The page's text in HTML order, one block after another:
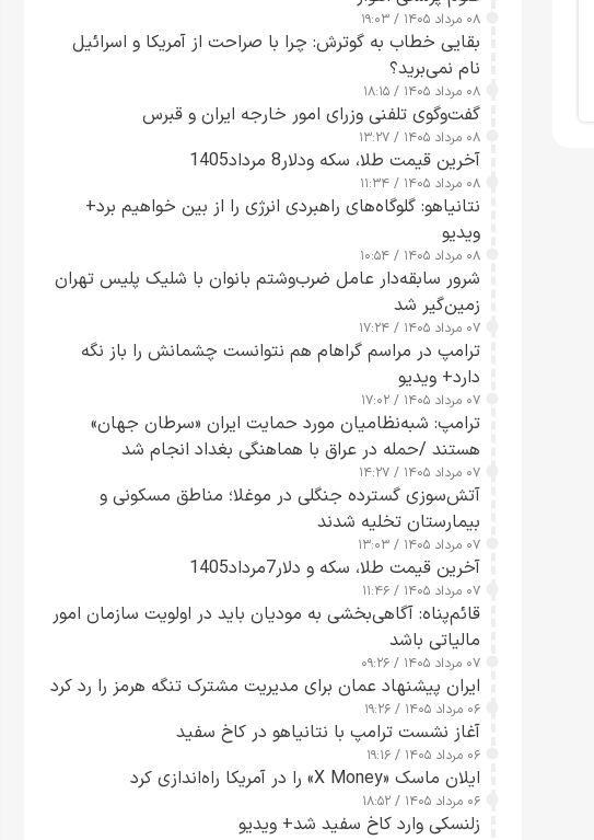
۰۸ مرداد ۱۴۰۵ / ۱۹:۰۳
بقایی خطاب به گوترش: چرا با صراحت از آمریکا و اسرائیل
نام نمی‌برید؟
۰۸ مرداد ۱۴۰۵ / ۱۸:۱۵
گفت‌وگوی تلفنی وزرای امور خارجه ایران و قبرس
۰۸ مرداد ۱۴۰۵ / ۱۳:۲۷
آخرین قیمت طلا، سکه ودلار8 مرداد1405
۰۸ مرداد ۱۴۰۵ / ۱۱:۳۴
نتانیاهو: گلوگاه‌های راهبردی انرژی را از بین خواهیم برد+
ویدیو
۰۸ مرداد ۱۴۰۵ / ۱۰:۵۴
شرور سابقه‌دار عامل ضرب‌وشتم بانوان با شلیک پلیس تهران
زمین‌گیر شد
۰۷ مرداد ۱۴۰۵ / ۱۷:۲۴
ترامپ در مراسم گراهام هم نتوانست چشمانش را باز نگه
دارد+ ویدیو
۰۷ مرداد ۱۴۰۵ / ۱۷:۰۲
ترامپ: شبه‌نظامیان مورد حمایت ایران «سرطان جهان»
هستند /حمله در عراق با هماهنگی بغداد انجام شد
۰۷ مرداد ۱۴۰۵ / ۱۴:۲۷
آتش‌سوزی گسترده جنگلی در موغلا؛ مناطق مسکونی و
بیمارستان تخلیه شدند
۰۷ مرداد ۱۴۰۵ / ۱۳:۰۳
آخرین قیمت طلا، سکه و دلار7مرداد1405
۰۷ مرداد ۱۴۰۵ / ۱۱:۴۶
قائم‌پناه: آگاهی‌بخشی به مودیان باید در اولویت سازمان امور
مالیاتی باشد
۰۷ مرداد ۱۴۰۵ / ۰۹:۲۶
ایران پیشنهاد عمان برای مدیریت مشترک تنگه هرمز را رد کرد
۰۶ مرداد ۱۴۰۵ / ۱۹:۲۶
آغاز نشست ترامپ با نتانیاهو در کاخ سفید
۰۶ مرداد ۱۴۰۵ / ۱۹:۱۶
ایلان ماسک «X Money» را در آمریکا راه‌اندازی کرد
۰۶ مرداد ۱۴۰۵ / ۱۸:۵۲
زلنسکی وارد کاخ سفید شد+ ویدیو